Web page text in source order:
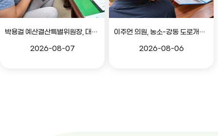
박용걸 예산결산특별위원장, 대공원로 확장공사 현안점검 간담회
2026-08-07
이주언 의원, 농소-강동 도로개설 민원 현장 점검
2026-08-06